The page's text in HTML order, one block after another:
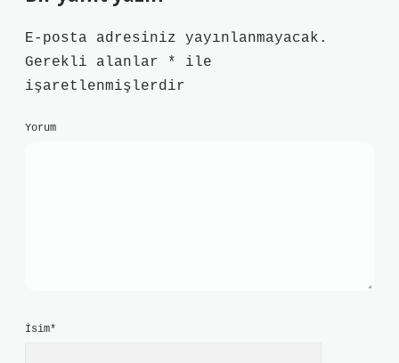
E-posta adresiniz yayınlanmayacak.
Gerekli alanlar
*
ile
işaretlenmişlerdir
Yorum
İsim*